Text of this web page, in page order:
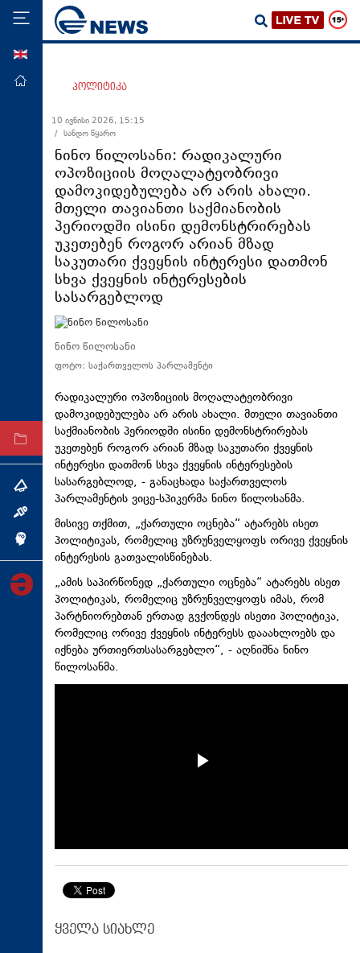
მთავარი
ეკონომიკა
მსოფლიო
ჯანდაცვა
საზოგადოება
სამართალი
თავდაცვა
რეგიონი
კულტურა
სპორტი
ტაბლოიდი
თემა
ინქვიზიცია
პოლიტიკა
10 ივნისი 2026, 15:15
/ სანდო წყარო
ნინო წილოსანი: რადიკალური
ოპოზიციის მოღალატეობრივი
დამოკიდებულება არ არის ახალი.
მთელი თავიანთი საქმიანობის
პერიოდში ისინი დემონსტრირებას
უკეთებენ როგორ არიან მზად
საკუთარი ქვეყნის ინტერესი დათმონ
სხვა ქვეყნის ინტერესების
სასარგებლოდ
ნინო წილოსანი
ფოტო: საქართველოს პარლამენტი
რადიკალური ოპოზიციის მოღალატეობრივი
დამოკიდებულება არ არის ახალი. მთელი თავიანთი
საქმიანობის პერიოდში ისინი დემონსტრირებას
უკეთებენ როგორ არიან მზად საკუთარი ქვეყნის
ინტერესი დათმონ სხვა ქვეყნის ინტერესების
სასარგებლოდ, - განაცხადა საქართველოს
პარლამენტის ვიცე-სპიკერმა ნინო წილოსანმა.
მისივე თქმით, „ქართული ოცნება“ ატარებს ისეთ
პოლიტიკას, რომელიც უზრუნველყოფს ორივე ქვეყნის
ინტერესის გათვალისწინებას.
„ამის საპირწონედ „ქართული ოცნება“ ატარებს ისეთ
პოლიტიკას, რომელიც უზრუნველყოფს იმას, რომ
პარტნიორებთან ერთად გვქონდეს ისეთი პოლიტიკა,
რომელიც ორივე ქვეყნის ინტერესს დააახლოებს და
იქნება ურთიერთსასარგებლო“, - აღნიშნა ნინო
წილოსანმა.
ყველა სიახლე